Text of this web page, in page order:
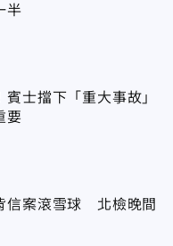
半
士擋下「重大事故」
要
信案滾雪球 北檢晚間